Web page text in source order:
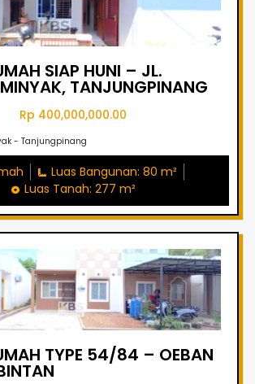
SIAP HUNI – JL.
TANJUNGPINANG
Rp 400,000,000.00
- Tanjungpinang
Luas Bangunan: 80 m²
Luas Tanah: 277 m²
TYPE 54/84 – OEBAN